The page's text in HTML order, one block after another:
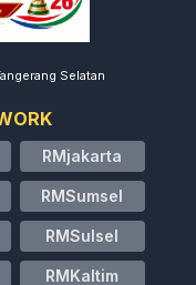
Selatan
RMjakarta
RMSumsel
RMSulsel
RMKaltim